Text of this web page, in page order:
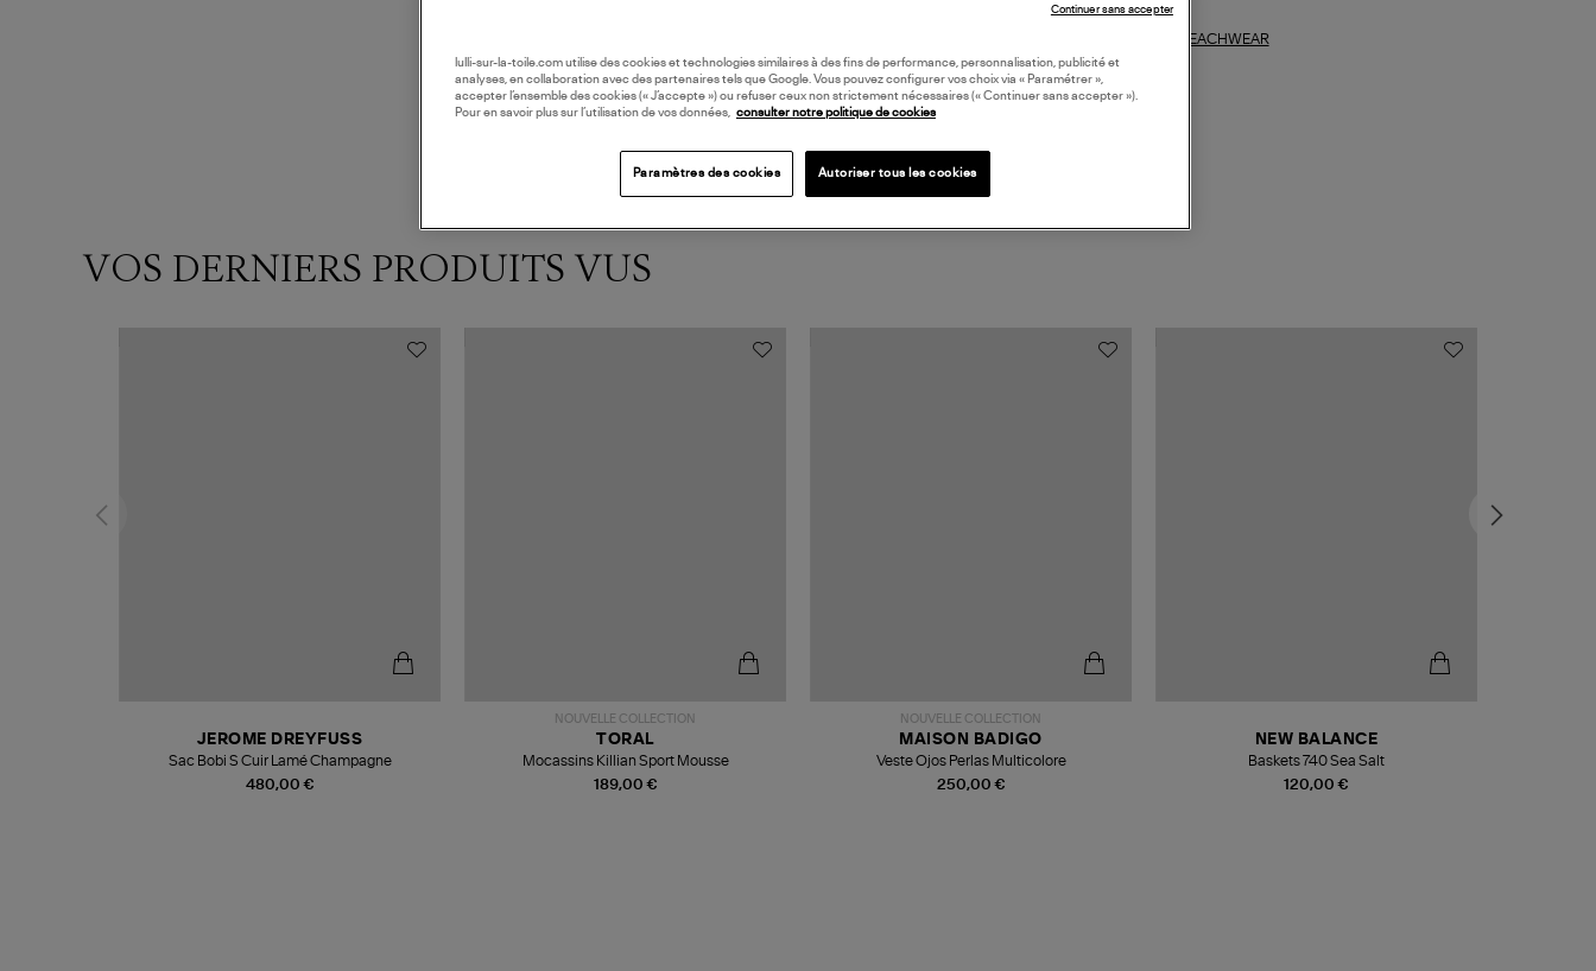
BEACHWEAR
VOS DERNIERS PRODUITS VUS
480,00 €
JEROME DREYFUSS
Sac Bobi S Cuir Lamé Champagne
NOUVELLE COLLECTION
189,00 €
TORAL
Mocassins Killian Sport Mousse
NOUVELLE COLLECTION
250,00 €
MAISON BADIGO
Veste Ojos Perlas Multicolore
120,00 €
NEW BALANCE
Baskets 740 Sea Salt
lulli-sur-la-toile.com utilise des cookies et technologies similaires à des fins de performance, personnalisation, publicité et
analyses, en collaboration avec des partenaires tels que Google. Vous pouvez configurer vos choix via « Paramétrer »,
accepter l’ensemble des cookies (« J’accepte ») ou refuser ceux non strictement nécessaires (« Continuer sans accepter »).
Pour en savoir plus sur l’utilisation de vos données,
consulter notre politique de cookies
Paramètres des cookies Autoriser tous les cookies
Continuer sans accepter